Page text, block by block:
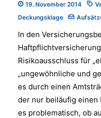
19. November 2014
Deckungsklage
In den
Risikoausschluss für
„ungewöhnliche und
es durch einen
der nur beiläufig einen
es problematisch, ob